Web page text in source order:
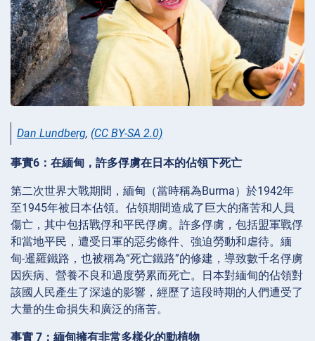
Dan Lundberg, (CC BY-SA 2.0)
事實6：在緬甸，許多俘虜在日本的佔領下死亡
第二次世界大戰期間，緬甸（當時稱為Burma）於1942年
至1945年被日本佔領。佔領期間造成了巨大的痛苦和人員
傷亡，其中包括戰俘和平民俘虜。許多俘虜，包括盟軍戰俘
和當地平民，遭受日軍的惡劣條件、強迫勞動和虐待。緬
甸-暹羅鐵路，也被稱為“死亡鐵路”的修建，導致數千名俘虜
因疾病、營養不良和過度勞累而死亡。日本對緬甸的佔領對
該國人民產生了深遠的影響，經歷了這段時期的人們遭受了
大量的生命損失和廣泛的痛苦。
事實 7：緬甸擁有非常多樣化的動植物